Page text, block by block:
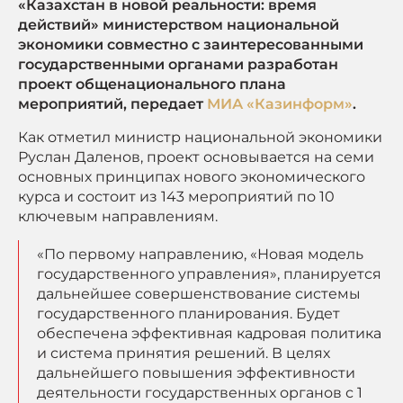
«Казахстан в новой реальности: время
действий» министерством национальной
экономики совместно с заинтересованными
государственными органами разработан
проект общенационального плана
мероприятий, передает МИА «Казинформ».
Как отметил министр национальной экономики
Руслан Даленов, проект основывается на семи
основных принципах нового экономического
курса и состоит из 143 мероприятий по 10
ключевым направлениям.
«По первому направлению, «Новая модель
государственного управления», планируется
дальнейшее совершенствование системы
государственного планирования. Будет
обеспечена эффективная кадровая политика
и система принятия решений. В целях
дальнейшего повышения эффективности
деятельности государственных органов с 1